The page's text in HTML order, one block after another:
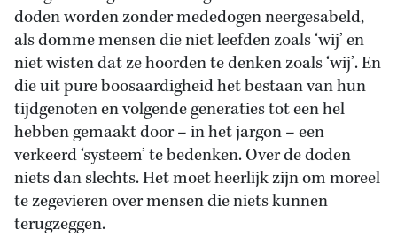
doden worden zonder mededogen neergesabeld,
als domme mensen die niet leefden zoals ‘wij’ en
niet wisten dat ze hoorden te denken zoals ‘wij’. En
die uit pure boosaardigheid het bestaan van hun
tijdgenoten en volgende generaties tot een hel
hebben gemaakt door – in het jargon – een
verkeerd ‘systeem’ te bedenken. Over de doden
niets dan slechts. Het moet heerlijk zijn om moreel
te zegevieren over mensen die niets kunnen
terugzeggen.